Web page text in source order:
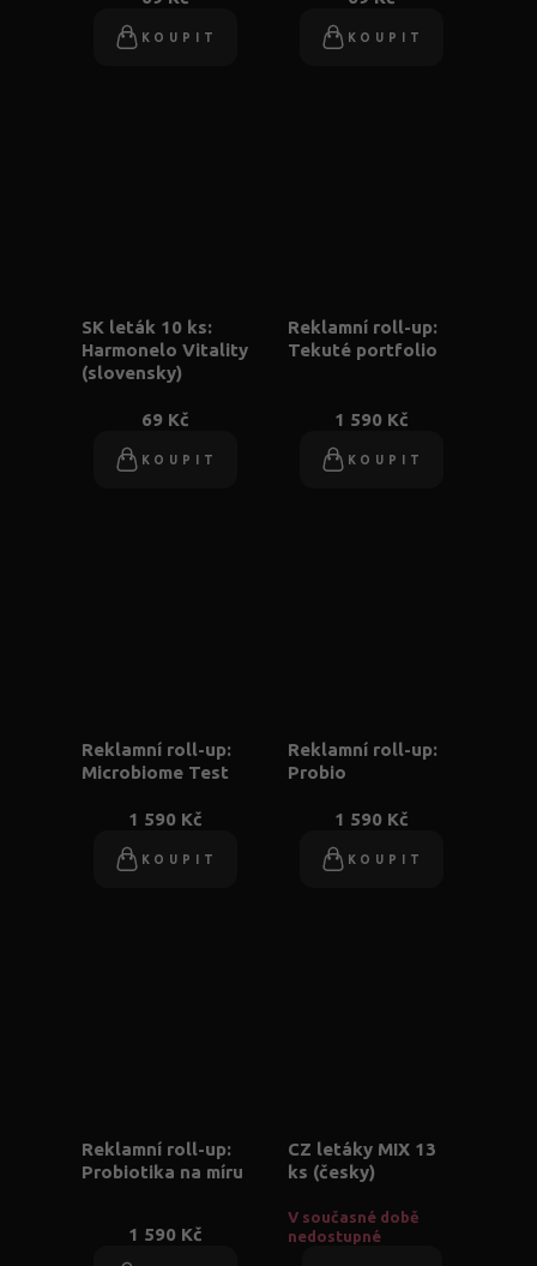
KOUPIT KOUPIT
SK leták 10 ks:
Harmonelo Vitality
(slovensky)
69 Kč
KOUPIT
Reklamní roll-up:
Tekuté portfolio
1 590 Kč
KOUPIT
Reklamní roll-up:
Microbiome Test
1 590 Kč
KOUPIT
Reklamní roll-up:
Probio
1 590 Kč
KOUPIT
Reklamní roll-up:
Probiotika na míru
1 590 Kč
CZ letáky MIX 13
ks (česky)
V současné době
nedostupné